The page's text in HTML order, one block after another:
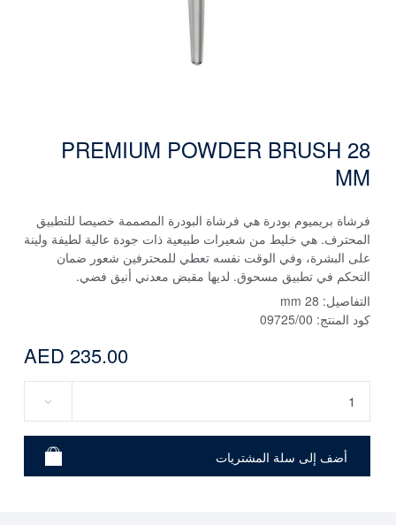
PREMIUM POWDER BRUSH 28
MM
فرشاة بريميوم بودرة هي فرشاة البودرة المصممة خصيصا للتطبيق
المحترف. هي خليط من شعيرات طبيعية ذات جودة عالية لطيفة ولينة
على البشرة، وفي الوقت نفسه تعطي للمحترفين شعور ضمان
التحكم في تطبيق مسحوق. لديها مقبض معدني أنيق فضي.
التفاصيل: 28 mm
كود المنتج: 09725/00
AED 235.00